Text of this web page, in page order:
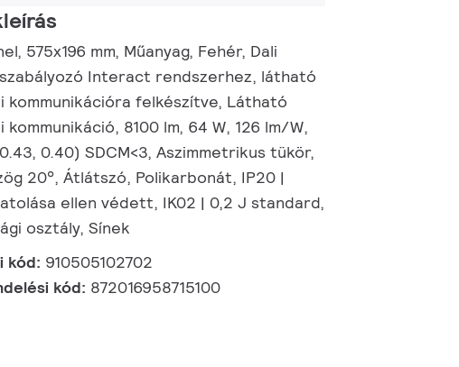
575x196 mm, Műanyag, Fehér, Dali
Interact rendszerhez, látható
kommunikációra felkészítve, Látható
8100 lm, 64 W, 126 lm/W,
0.40) SDCM<3, Aszimmetrikus tükör,
20°, Átlátszó, Polikarbonát, IP20 |
ellen védett, IK02 | 0,2 J standard,
osztály, Sínek
kód: 910505102702
kód: 872016958715100